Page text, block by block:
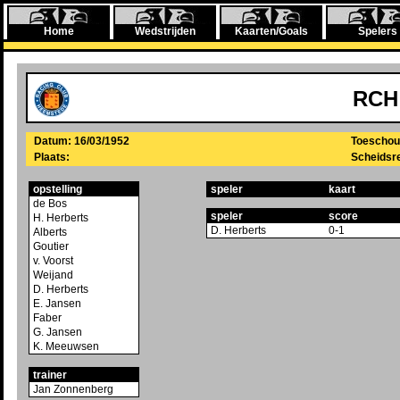
Home Wedstrijden Kaarten/Goals Spelers
RCH
Datum: 16/03/1952
Plaats:
opstelling
de Bos
H. Herberts
Alberts
Goutier
v. Voorst
Weijand
D. Herberts
E. Jansen
Faber
G. Jansen
K. Meeuwsen
trainer
Jan Zonnenberg
speler kaart
speler
score
D. Herberts
0-1